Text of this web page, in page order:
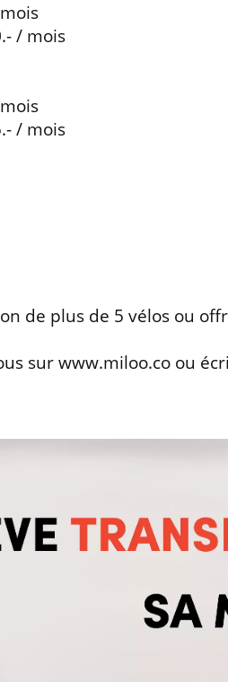
/ mois
/ mois
de plus de 5 vélos ou
sur www.miloo.co ou